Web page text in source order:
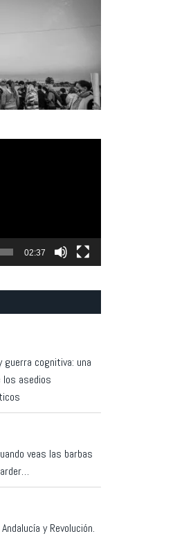
02:37
guerra cognitiva: una
los asedios
veas las barbas
y Revolución.